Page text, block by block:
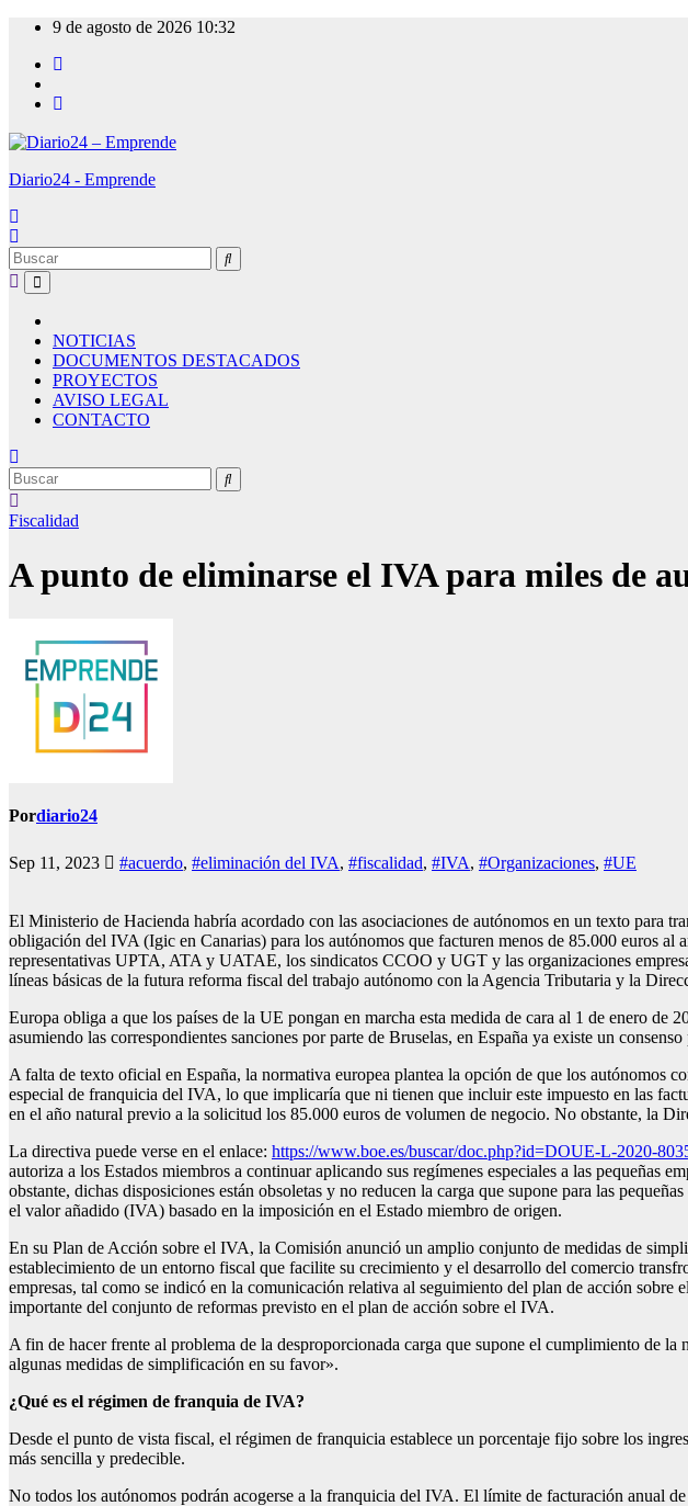
contenido
9 de agosto de 2026 10:32
Diario24 - Emprende
NOTICIAS
DOCUMENTOS DESTACADOS
PROYECTOS
AVISO LEGAL
CONTACTO
Fiscalidad
A punto de eliminarse el IVA para miles de
Pordiario24
Sep 11, 2023 #acuerdo, #eliminación del IVA, #fiscalidad, #IVA, #Organizaciones, #UE
El Ministerio de Hacienda habría acordado con las asociaciones de autónomos en un texto para
obligación del IVA (Igic en Canarias) para los autónomos que facturen menos de 85.000 euros al
representativas UPTA, ATA y UATAE, los sindicatos CCOO y UGT y las organizaciones
líneas básicas de la futura reforma fiscal del trabajo autónomo con la Agencia Tributaria y la
Europa obliga a que los países de la UE pongan en marcha esta medida de cara al 1 de enero de
asumiendo las correspondientes sanciones por parte de Bruselas, en España ya existe un
A falta de texto oficial en España, la normativa europea plantea la opción de que los autónomos
especial de franquicia del IVA, lo que implicaría que ni tienen que incluir este impuesto en las
en el año natural previo a la solicitud los 85.000 euros de volumen de negocio. No obstante, la
La directiva puede verse en el enlace: https://www.boe.es/buscar/doc.php?id=DOUE-L-2020-
autoriza a los Estados miembros a continuar aplicando sus regímenes especiales a las pequeñas
obstante, dichas disposiciones están obsoletas y no reducen la carga que supone para las
el valor añadido (IVA) basado en la imposición en el Estado miembro de origen.
En su Plan de Acción sobre el IVA, la Comisión anunció un amplio conjunto de medidas de
establecimiento de un entorno fiscal que facilite su crecimiento y el desarrollo del comercio
empresas, tal como se indicó en la comunicación relativa al seguimiento del plan de acción
importante del conjunto de reformas previsto en el plan de acción sobre el IVA.
A fin de hacer frente al problema de la desproporcionada carga que supone el cumplimiento de
algunas medidas de simplificación en su favor».
¿Qué es el régimen de franquia de IVA?
Desde el punto de vista fiscal, el régimen de franquicia establece un porcentaje fijo sobre los
más sencilla y predecible.
No todos los autónomos podrán acogerse a la franquicia del IVA. El límite de facturación anual